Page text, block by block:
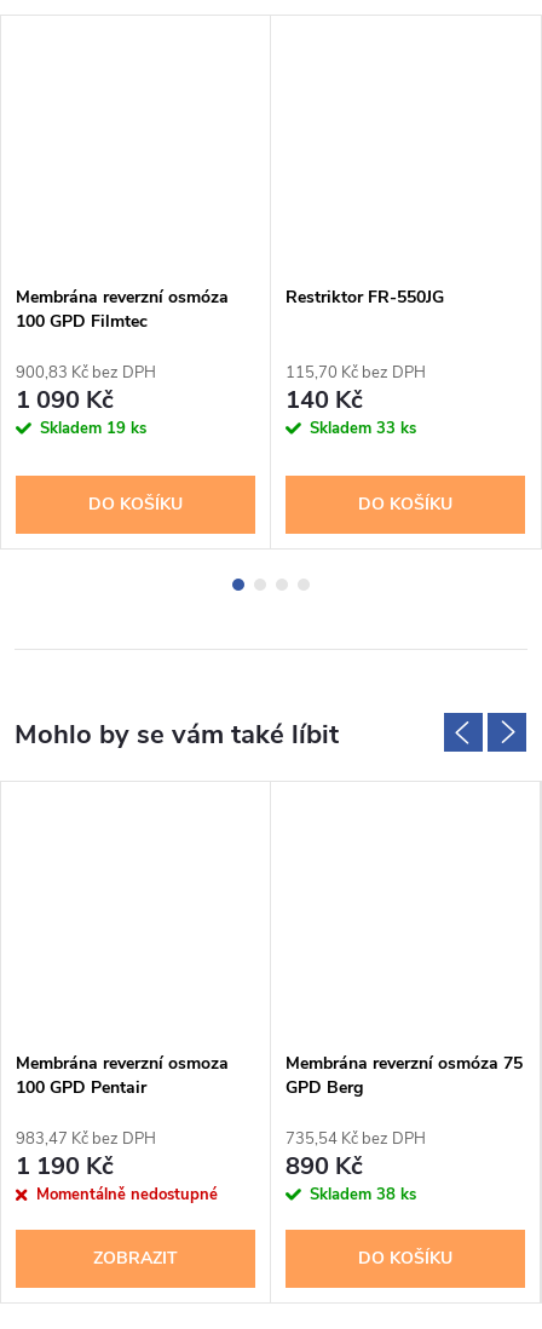
Membrána reverzní osmóza
100 GPD Filmtec
900,83 Kč bez DPH
1 090 Kč
Skladem 19 ks
DO KOŠÍKU
Restriktor FR-550JG
115,70 Kč bez DPH
140 Kč
Skladem 33 ks
DO KOŠÍKU
Membrána reverzní osmoza
100 GPD Pentair
983,47 Kč bez DPH
1 190 Kč
Momentálně nedostupné
ZOBRAZIT
Membrána reverzní osmóza 75
GPD Berg
735,54 Kč bez DPH
890 Kč
Skladem 38 ks
DO KOŠÍKU